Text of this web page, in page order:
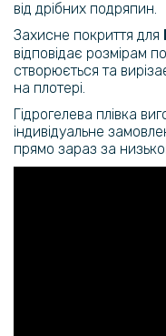
від дрібних подряпин.
Захисне покриття для
відповідає розмірам
створюється та
на плотері.
Гідрогелева плівка
індивідуальне
прямо зараз за